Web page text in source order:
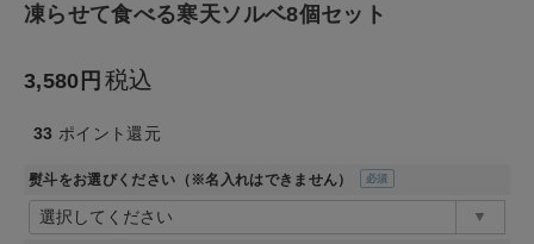
生活雑貨
食品
ギフト
ブランド
凍らせて食べる寒天ソルベ8個セット
3,580 税込
33 ポイント還元
熨斗をお選びください（※名入れはできません）
(必